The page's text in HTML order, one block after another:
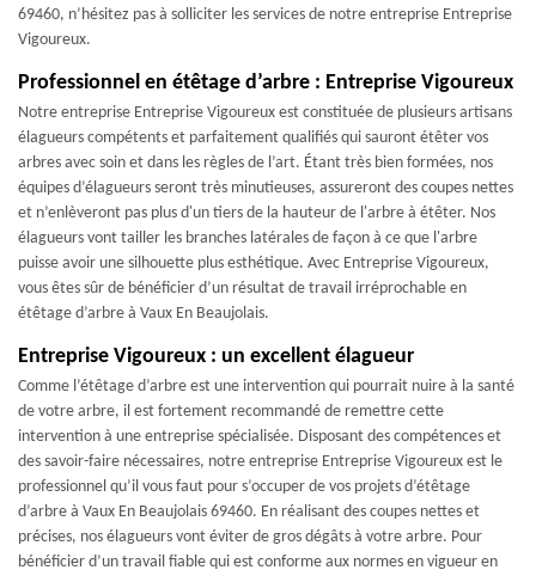
69460, n’hésitez pas à solliciter les services de notre entreprise Entreprise
Vigoureux.
Professionnel en étêtage d’arbre : Entreprise Vigoureux
Notre entreprise Entreprise Vigoureux est constituée de plusieurs artisans
élagueurs compétents et parfaitement qualifiés qui sauront étêter vos
arbres avec soin et dans les règles de l’art. Étant très bien formées, nos
équipes d’élagueurs seront très minutieuses, assureront des coupes nettes
et n’enlèveront pas plus d'un tiers de la hauteur de l'arbre à étêter. Nos
élagueurs vont tailler les branches latérales de façon à ce que l'arbre
puisse avoir une silhouette plus esthétique. Avec Entreprise Vigoureux,
vous êtes sûr de bénéficier d’un résultat de travail irréprochable en
étêtage d’arbre à Vaux En Beaujolais.
Entreprise Vigoureux : un excellent élagueur
Comme l’étêtage d’arbre est une intervention qui pourrait nuire à la santé
de votre arbre, il est fortement recommandé de remettre cette
intervention à une entreprise spécialisée. Disposant des compétences et
des savoir-faire nécessaires, notre entreprise Entreprise Vigoureux est le
professionnel qu’il vous faut pour s’occuper de vos projets d’étêtage
d’arbre à Vaux En Beaujolais 69460. En réalisant des coupes nettes et
précises, nos élagueurs vont éviter de gros dégâts à votre arbre. Pour
bénéficier d’un travail fiable qui est conforme aux normes en vigueur en